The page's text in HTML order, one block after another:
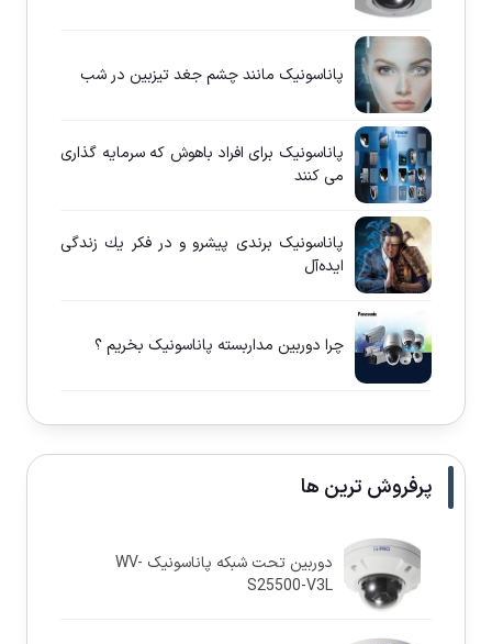
پاناسونيک مانند چشم جغد تيزبين در شب
پاناسونيک برای افراد باهوش كه سرمايه گذاری
می كنند
پاناسونيک برندی پيشرو و در فكر يك زندگی
ايده‌آل
چرا دوربين مداربسته پاناسونيک بخريم ؟
پرفروش ترین ها
دوربین تحت شبکه پاناسونيک WV-
S25500-V3L